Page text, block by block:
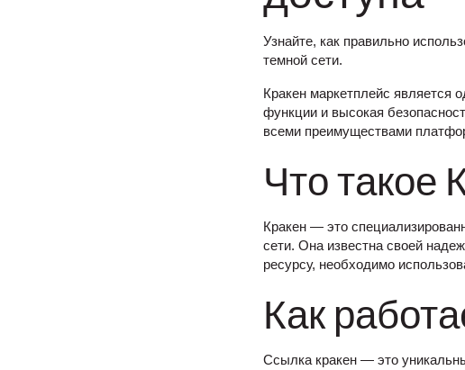
Узнайте, как правильно
темной сети.
Кракен маркетплейс является
функции и высокая
всеми преимуществами
Что такое
Кракен — это
сети. Она известна своей
ресурсу, необходимо
Как
Ссылка кракен — это